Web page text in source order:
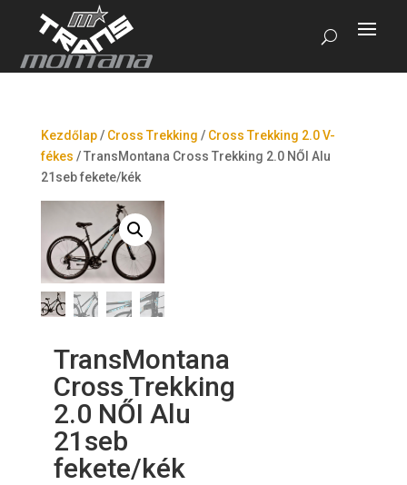
Kezdőlap/ Cross Trekking / Cross Trekking 2.0 V-
fékes /TransMontana Cross Trekking 2.0 NŐI Alu
21seb fekete/kék
TransMontana
Cross Trekking
2.0 NŐI Alu
21seb
fekete/kék